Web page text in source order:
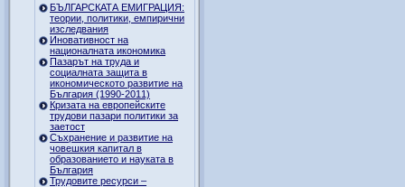
БЪЛГАРСКАТА ЕМИГРАЦИЯ:
теории, политики, емпирични
изследвания
Иновативност на
националната икономика
Пазарът на труда и
социалната защита в
икономическото развитие на
България (1990-2011)
Кризата на европейските
трудови пазари политики за
заетост
Съхранение и развитие на
човешкия капитал в
образованието и науката в
България
Трудовите ресурси –